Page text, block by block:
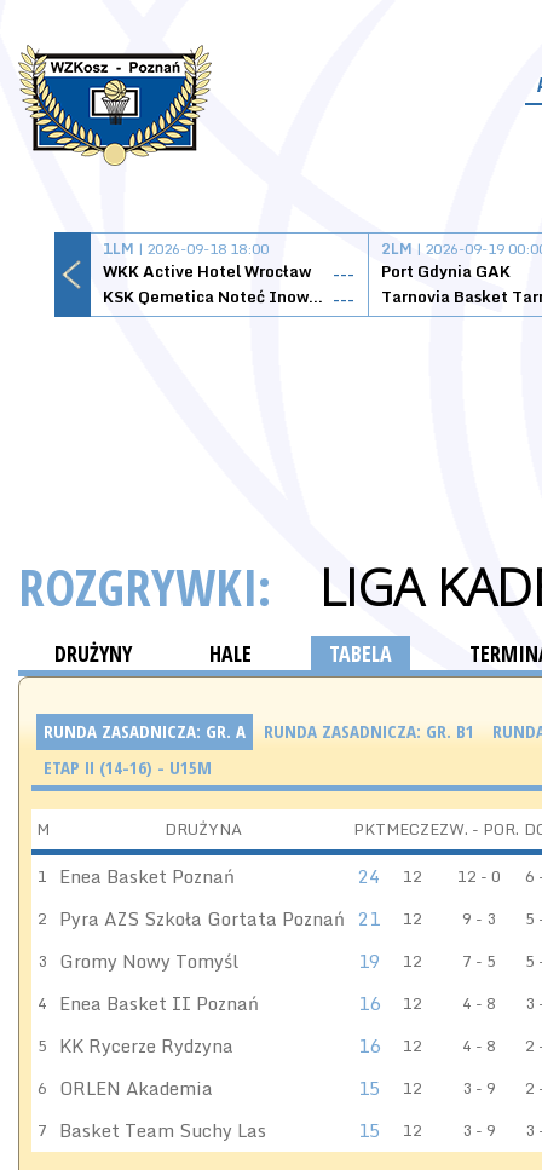
1LM | 2026-09-18 18:00
WKK Active Hotel Wrocław
---
KSK Qemetica Noteć Inowrocław ---
2LM | 2026-09-19
Port Gdynia GAK
ROZGRYWKI: LIGA
DRUŻYNY HALE TABELA
RUNDA ZASADNICZA: GR. A RUNDA ZASADNICZA: GR. B1
ETAP II (14-16) - U15M
M DRUŻYNA PKTMECZEZW. - POR.
1 Enea Basket Poznań 24 12 12 - 0
6
2 Pyra AZS Szkoła Gortata Poznań 21 12 9 - 3
5
3 Gromy Nowy Tomyśl 19 12 7 - 5
5
4 Enea Basket II Poznań 16 12 4 - 8
3
5 KK Rycerze Rydzyna 16 12 4 - 8
2
6 ORLEN Akademia 15 12 3 - 9
2
7 Basket Team Suchy Las 15 12 3 - 9 3